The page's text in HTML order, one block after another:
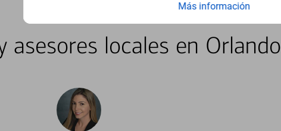
Más información
asesores locales en Orlando